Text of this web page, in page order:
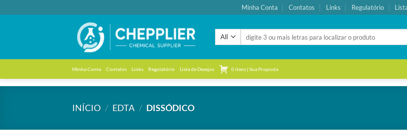
to
Minha Conta Contatos Links Regulatório
por:
Minha Conta Contatos Links Regulatório Lista de Desejos 0 itens | Sua Proposta
INÍCIO / EDTA / DISSÓDICO